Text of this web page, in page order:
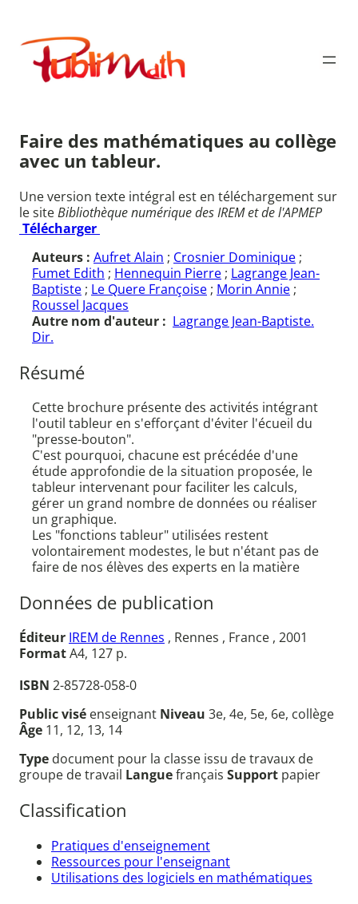
contenu
Publimath
Faire des mathématiques au collège
avec un tableur.
Une version texte intégral est en téléchargement sur
le siteBibliothèque numérique des IREM et de l'APMEP
Télécharger
Auteurs : Aufret Alain ; Crosnier Dominique ;
Fumet Edith ; Hennequin Pierre ; Lagrange Jean-
Baptiste ; Le Quere Françoise ; Morin Annie ;
Roussel Jacques
Autre nom d'auteur : Lagrange Jean-Baptiste.
Dir.
Résumé
Cette brochure présente des activités intégrant
l'outil tableur en s'efforçant d'éviter l'écueil du
"presse-bouton".
C'est pourquoi, chacune est précédée d'une
étude approfondie de la situation proposée, le
tableur intervenant pour faciliter les calculs,
gérer un grand nombre de données ou réaliser
un graphique.
Les "fonctions tableur" utilisées restent
volontairement modestes, le but n'étant pas de
faire de nos élèves des experts en la matière
Données de publication
Éditeur IREM de Rennes , Rennes , France , 2001
FormatA4, 127 p.
ISBN 2-85728-058-0
Public visé enseignant Niveau 3e, 4e, 5e, 6e, collège
Âge 11, 12, 13, 14
Type document pour la classe issu de travaux de
groupe de travail Languefrançais Support papier
Classification
Pratiques d'enseignement
Ressources pour l'enseignant
Utilisations des logiciels en mathématiques